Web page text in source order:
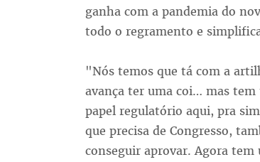
ganha com a pandemia do
todo o regramento e
"Nós temos que tá com a
avança ter uma coi… mas
papel regulatório aqui, pra
que precisa de Congresso,
conseguir aprovar. Agora tem